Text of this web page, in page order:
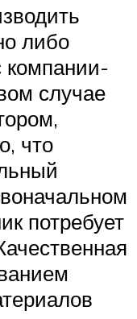
либо
компании-
случае
что
потребует